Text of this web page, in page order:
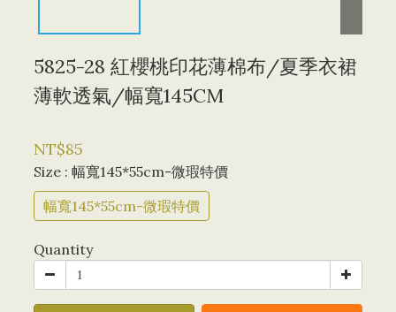
5825-28 紅櫻桃印花薄棉布/夏季衣裙
薄軟透氣/幅寬145CM
NT$85
Size : 幅寬145*55cm-微瑕特價
幅寬145*55cm-微瑕特價
Quantity